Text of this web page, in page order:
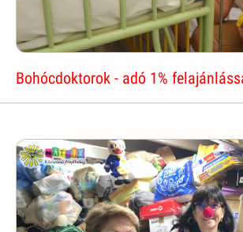
Bohócdoktorok - adó 1%